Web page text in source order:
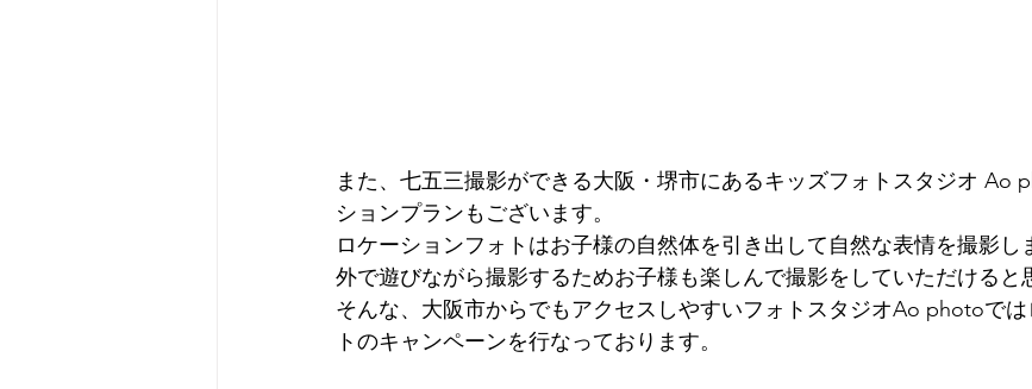
また、七五三撮影ができる大阪・堺市にあるキッズフォトスタジオ Ao
ションプランもございます。
ロケーションフォトはお子様の自然体を引き出して自然な表情を撮影し
外で遊びながら撮影するためお子様も楽しんで撮影をしていただけると
そんな、大阪市からでもアクセスしやすいフォトスタジオAo photoでは
トのキャンペーンを行なっております。